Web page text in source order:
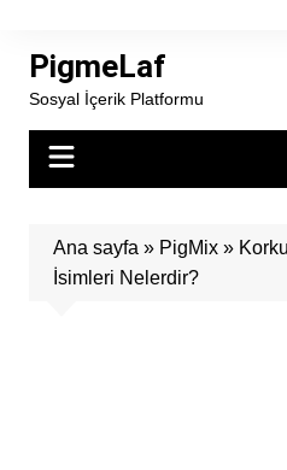
contentPigmeLaf
Sosyal İçerik Platformu
Ana sayfa » PigMix» Korku
İsimleri Nelerdir?